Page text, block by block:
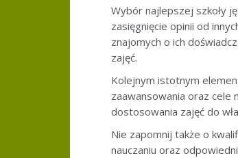
Wybór najlepszej szkoły
zasięgnięcie opinii od
znajomych o ich
zajęć.
Kolejnym istotnym
zaawansowania oraz cele
dostosowania zajęć do
Nie zapomnij także o
nauczaniu oraz